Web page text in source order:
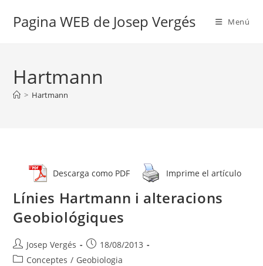
Pagina WEB de Josep Vergés Menú
Hartmann
> Hartmann
Descarga como PDF Imprime el artículo
Línies Hartmann i alteracions
Geobiológiques
Autor
de
Josep Vergés
Entrada
publicada:
18/08/2013
Categoria
Conceptes / Geobiologia